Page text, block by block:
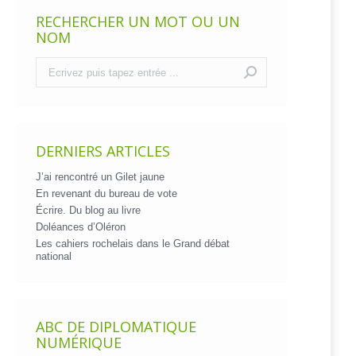
RECHERCHER UN MOT OU UN
NOM
DERNIERS ARTICLES
J’ai rencontré un Gilet jaune
En revenant du bureau de vote
Écrire. Du blog au livre
Doléances d’Oléron
Les cahiers rochelais dans le Grand débat
national
ABC DE DIPLOMATIQUE
NUMÉRIQUE